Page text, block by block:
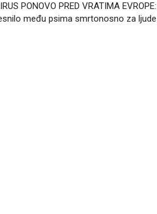
PONOVO PRED VRATIMA EVROPE:
među psima smrtonosno za ljude